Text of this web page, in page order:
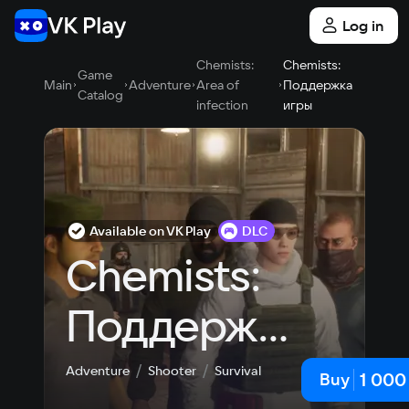
Log in
Main
Game
Catalog
Adventure
Chemists:
Area of
infection
Chemists:
Поддержка
игры
Available on VK Play DLC
Chemists:
Поддержка
игры
Adventure Shooter Survival Buy 1